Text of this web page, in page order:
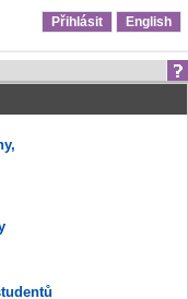
Přihlásit English